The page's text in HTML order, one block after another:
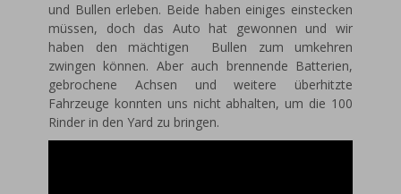
und Bullen erleben. Beide haben einiges einstecken
müssen, doch das Auto hat gewonnen und wir
haben den mächtigen Bullen zum umkehren
zwingen können. Aber auch brennende Batterien,
gebrochene Achsen und weitere überhitzte
Fahrzeuge konnten uns nicht abhalten, um die 100
Rinder in den Yard zu bringen.